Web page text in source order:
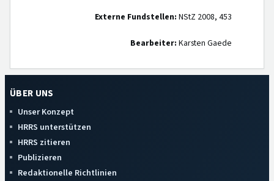
Externe Fundstellen: NStZ 2008, 453
Bearbeiter: Karsten Gaede
ÜBER UNS
Unser Konzept
HRRS unterstützen
HRRS zitieren
Publizieren
Redaktionelle Richtlinien